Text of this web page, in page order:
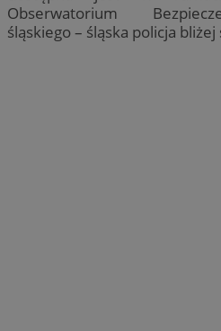
Obserwatorium
śląskiego – śląska policja bliżej